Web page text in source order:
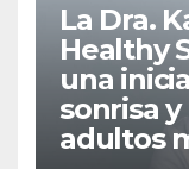
La Dra.
Healthy
una
sonrisa
adultos